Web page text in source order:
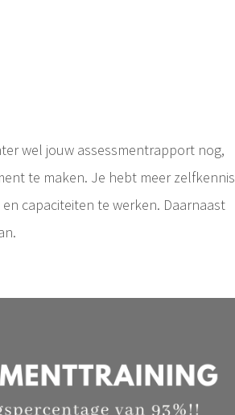
wel jouw assessmentrapport nog,
te maken. Je hebt meer zelfkennis
capaciteiten te werken. Daarnaast